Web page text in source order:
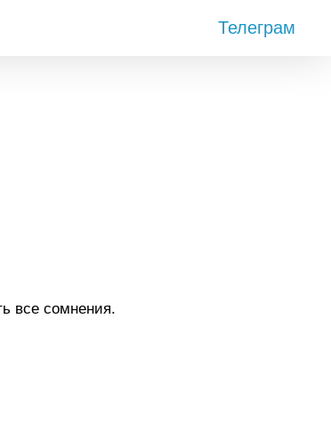
Телеграм
все сомнения.